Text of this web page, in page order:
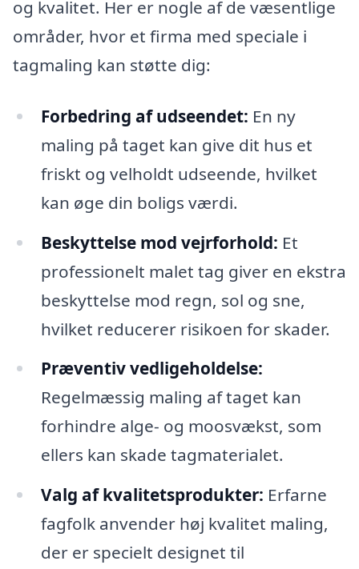
og kvalitet. Her er nogle af de væsentlige
områder, hvor et firma med speciale i
tagmaling kan støtte dig:
Forbedring af udseendet: En ny
maling på taget kan give dit hus et
friskt og velholdt udseende, hvilket
kan øge din boligs værdi.
Beskyttelse mod vejrforhold: Et
professionelt malet tag giver en ekstra
beskyttelse mod regn, sol og sne,
hvilket reducerer risikoen for skader.
Præventiv vedligeholdelse:
Regelmæssig maling af taget kan
forhindre alge- og moosvækst, som
ellers kan skade tagmaterialet.
Valg af kvalitetsprodukter: Erfarne
fagfolk anvender høj kvalitet maling,
der er specielt designet til